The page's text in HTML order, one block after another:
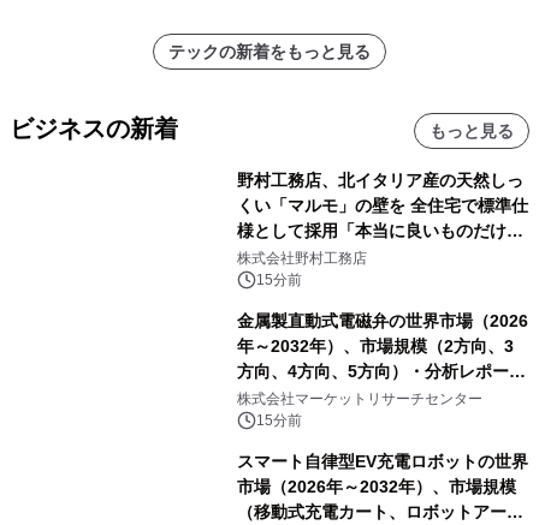
テックの新着をもっと見る
ビジネスの新着 もっと見る
野村工務店、北イタリア産の天然しっ
くい「マルモ」の壁を 全住宅で標準仕
様として採用「本当に良いものだけに
こだわる」
株式会社野村工務店
15分前
金属製直動式電磁弁の世界市場（2026
年～2032年）、市場規模（2方向、3
方向、4方向、5方向）・分析レポート
を発表
株式会社マーケットリサーチセンター
15分前
スマート自律型EV充電ロボットの世界
市場（2026年～2032年）、市場規模
（移動式充電カート、ロボットアーム